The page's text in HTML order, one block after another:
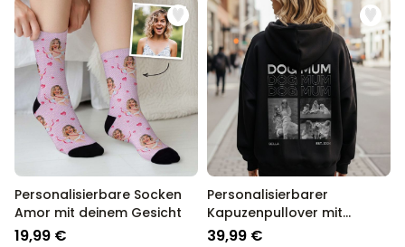
Personalisierbare Socken
Amor mit deinem Gesicht
19,99 €
Personalisierbarer
Kapuzenpullover mit
Schwarz Weiß Fotos und
39,99 €